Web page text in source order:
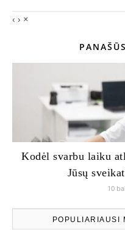
‹ › ×
Kodėl svarbu laiku
Jūsų
10
POPULIARIAUSI